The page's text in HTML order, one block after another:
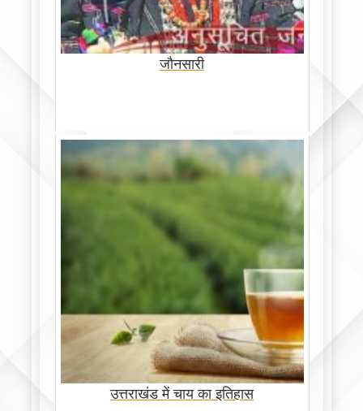
जौनसारी
उत्तराखंड में चाय का इतिहास